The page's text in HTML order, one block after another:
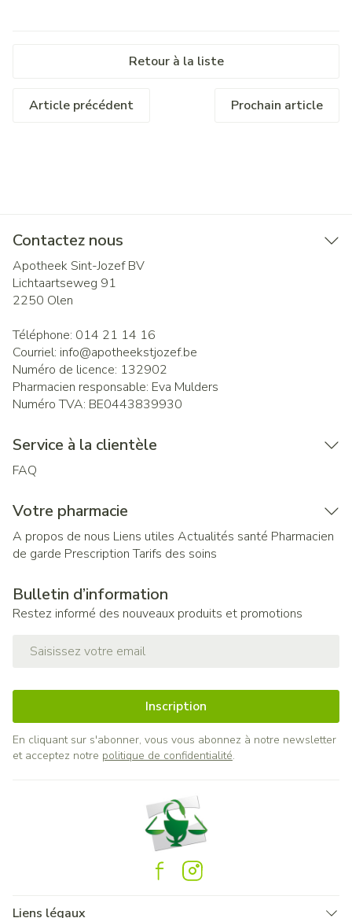
Retour à la liste
Article précédent Prochain article
Contactez nous
Apotheek Sint-Jozef BV
Lichtaartseweg 91
2250 Olen
Téléphone: 014 21 14 16
Courriel: info@apotheekstjozef.be
Numéro de licence: 132902
Pharmacien responsable: Eva Mulders
Numéro TVA: BE0443839930
Service à la clientèle
FAQ
Votre pharmacie
A propos de nous Liens utiles Actualités santé Pharmacien
de garde Prescription Tarifs des soins
Bulletin d’information
Restez informé des nouveaux produits et promotions
Inscription
En cliquant sur s'abonner, vous vous abonnez à notre newsletter
et acceptez notre politique de confidentialité.
Liens légaux